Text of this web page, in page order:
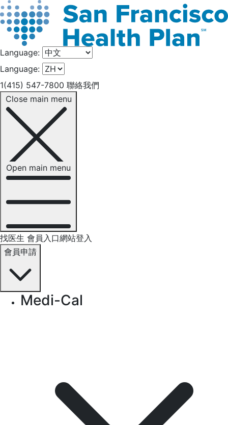
Language:
Language:
1(415) 547-7800 聯絡我們
Close main menu
Open main menu
找医生 會員入口網站登入
會員申請
Medi-Cal